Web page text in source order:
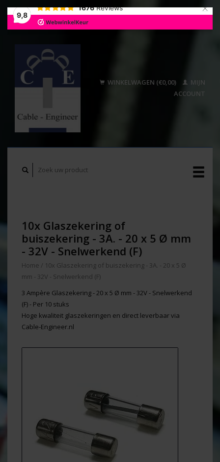
9,8
1676 Reviews ×
WINKELWAGEN (€0,00)
MIJN
ACCOUNT
10x Glaszekering of
buiszekering - 3A. - 20 x 5 Ø mm
- 32V - Snelwerkend (F)
Home / 10x Glaszekering of buiszekering - 3A. - 20 x 5 Ø
mm - 32V - Snelwerkend (F)
3 Ampère Glaszekering - 20 x 5 Ø mm - 32V - Snelwerkend
(F) - Per 10 stuks
Hoge kwaliteit glaszekeringen en direct leverbaar via
Cable-Engineer.nl